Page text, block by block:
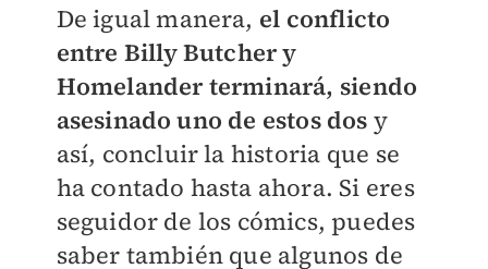
De igual manera, el conflicto
entre Billy Butcher y
Homelander terminará, siendo
asesinado uno de estos dos y
así, concluir la historia que se
ha contado hasta ahora. Si eres
seguidor de los cómics, puedes
saber también que algunos de